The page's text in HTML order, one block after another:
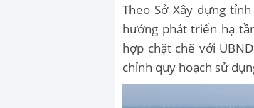
Theo Sở Xây dựng
hướng phát triển hạ
hợp chặt chẽ với
chỉnh quy hoạch sử